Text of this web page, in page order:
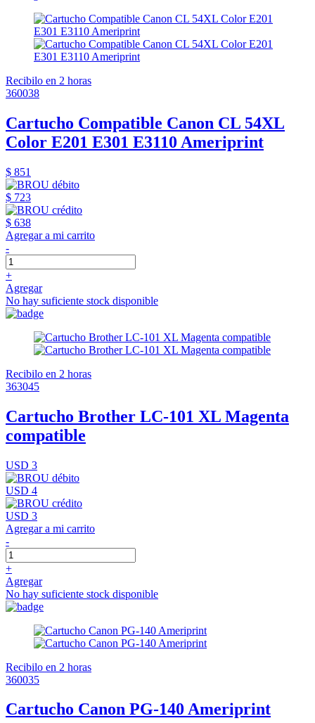
Recibilo en 2 horas
360038
Cartucho Compatible Canon CL 54XL
Color E201 E301 E3110 Ameriprint
$ 851
$ 723
$ 638
Agregar a mi carrito
-
+
Agregar
No hay suficiente stock disponible
Recibilo en 2 horas
363045
Cartucho Brother LC-101 XL Magenta
compatible
USD 3
USD 4
USD 3
Agregar a mi carrito
-
+
Agregar
No hay suficiente stock disponible
Recibilo en 2 horas
360035
Cartucho Canon PG-140 Ameriprint